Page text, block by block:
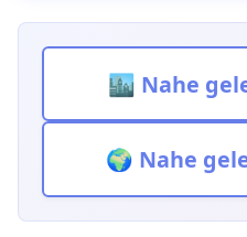
🏙️ Nahe
🌍 Nahe